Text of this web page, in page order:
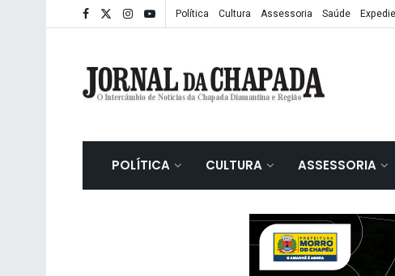
Política Cultura Assessoria Saúde
POLÍTICA CULTURA ASSESSORIA